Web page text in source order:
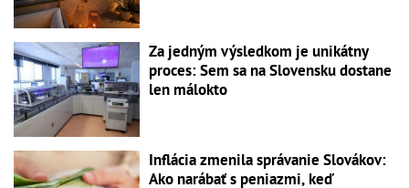
Za jedným výsledkom je unikátny
proces: Sem sa na Slovensku dostane
len málokto
Inflácia zmenila správanie Slovákov:
Ako narábať s peniazmi, keď